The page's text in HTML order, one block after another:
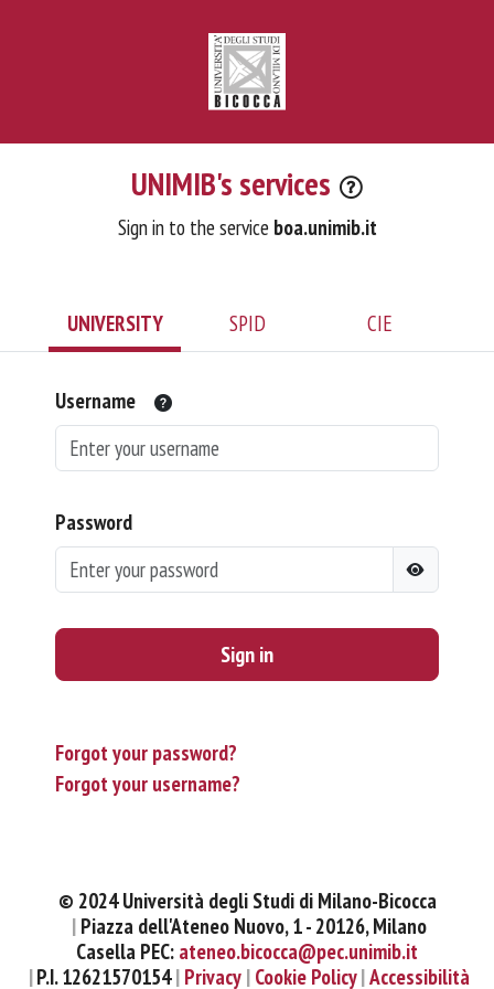
UNIMIB's services
Sign in to the service boa.unimib.it
UNIVERSITY SPID CIE
Username
Password
Sign in
Forgot your password?
Forgot your username?
© 2024 Università degli Studi di Milano-Bicocca
Piazza dell'Ateneo Nuovo, 1 - 20126, Milano
Casella PEC: ateneo.bicocca@pec.unimib.it
P.I. 12621570154 Privacy Cookie Policy Accessibilità